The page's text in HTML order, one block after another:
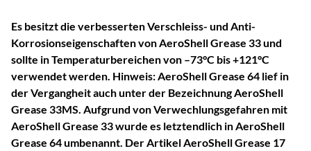
Es besitzt die verbesserten Verschleiss- und Anti-
Korrosionseigenschaften von AeroShell Grease 33 und
sollte in Temperaturbereichen von –73°C bis +121°C
verwendet werden. Hinweis: AeroShell Grease 64 lief in
der Vergangheit auch unter der Bezeichnung AeroShell
Grease 33MS. Aufgrund von Verwechlungsgefahren mit
AeroShell Grease 33 wurde es letztendlich in AeroShell
Grease 64 umbenannt. Der Artikel AeroShell Grease 17